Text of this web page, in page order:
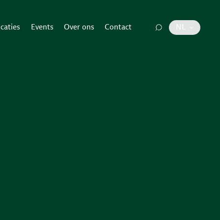
Events Over ons Contact NL